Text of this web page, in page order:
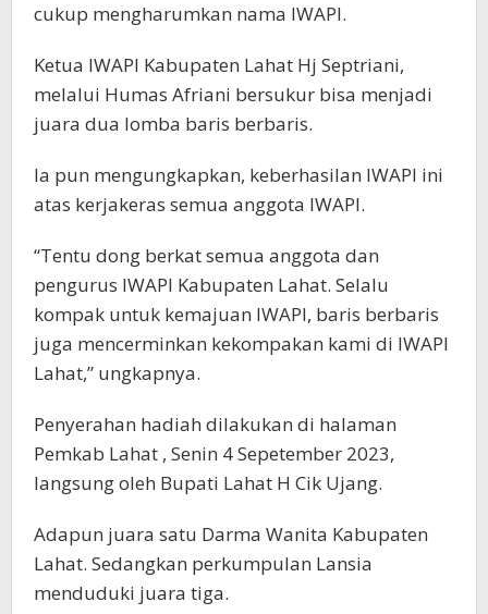
cukup mengharumkan nama IWAPI.
Ketua IWAPI Kabupaten Lahat Hj Septriani,
melalui Humas Afriani bersukur bisa menjadi
juara dua lomba baris berbaris.
Ia pun mengungkapkan, keberhasilan IWAPI ini
atas kerjakeras semua anggota IWAPI.
“Tentu dong berkat semua anggota dan
pengurus IWAPI Kabupaten Lahat. Selalu
kompak untuk kemajuan IWAPI, baris berbaris
juga mencerminkan kekompakan kami di IWAPI
Lahat,” ungkapnya.
Penyerahan hadiah dilakukan di halaman
Pemkab Lahat , Senin 4 Sepetember 2023,
langsung oleh Bupati Lahat H Cik Ujang.
Adapun juara satu Darma Wanita Kabupaten
Lahat. Sedangkan perkumpulan Lansia
menduduki juara tiga.